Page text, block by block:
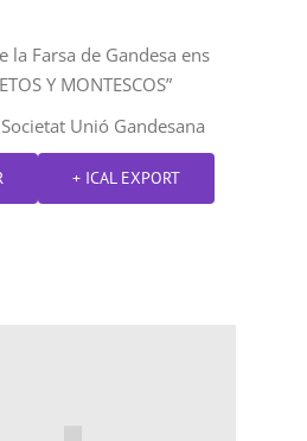
la Farsa de Gandesa ens
Y MONTESCOS”
Unió Gandesana
+ ICAL EXPORT